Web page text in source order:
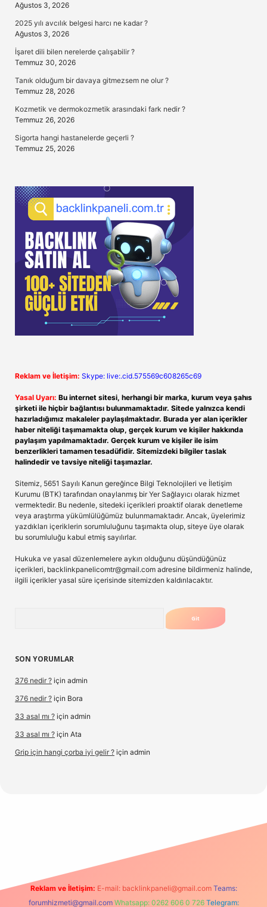
Ağustos 3, 2026
2025 yılı avcılık belgesi harcı ne kadar ?
Ağustos 3, 2026
İşaret dili bilen nerelerde çalışabilir ?
Temmuz 30, 2026
Tanık olduğum bir davaya gitmezsem ne olur ?
Temmuz 28, 2026
Kozmetik ve dermokozmetik arasındaki fark nedir ?
Temmuz 26, 2026
Sigorta hangi hastanelerde geçerli ?
Temmuz 25, 2026
Reklam ve İletişim: Skype: live:.cid.575569c608265c69
Yasal Uyarı: Bu internet sitesi, herhangi bir marka, kurum veya şahıs
şirketi ile hiçbir bağlantısı bulunmamaktadır. Sitede yalnızca kendi
hazırladığımız makaleler paylaşılmaktadır. Burada yer alan içerikler
haber niteliği taşımamakta olup, gerçek kurum ve kişiler hakkında
paylaşım yapılmamaktadır. Gerçek kurum ve kişiler ile isim
benzerlikleri tamamen tesadüfidir. Sitemizdeki bilgiler taslak
halindedir ve tavsiye niteliği taşımazlar.
Sitemiz, 5651 Sayılı Kanun gereğince Bilgi Teknolojileri ve İletişim
Kurumu (BTK) tarafından onaylanmış bir Yer Sağlayıcı olarak hizmet
vermektedir. Bu nedenle, sitedeki içerikleri proaktif olarak denetleme
veya araştırma yükümlülüğümüz bulunmamaktadır. Ancak, üyelerimiz
yazdıkları içeriklerin sorumluluğunu taşımakta olup, siteye üye olarak
bu sorumluluğu kabul etmiş sayılırlar.
Hukuka ve yasal düzenlemelere aykırı olduğunu düşündüğünüz
içerikleri, backlinkpanelicomtr@gmail.com adresine bildirmeniz halinde,
ilgili içerikler yasal süre içerisinde sitemizden kaldırılacaktır.
SON YORUMLAR
376 nedir ? için admin
376 nedir ? için Bora
33 asal mı ? için admin
33 asal mı ? için Ata
Grip için hangi çorba iyi gelir ? için admin
Reklam ve İletişim: E-mail: backlinkpaneli@gmail.com Teams:
forumhizmeti@gmail.com Whatsapp: 0262 606 0 726 Telegram: